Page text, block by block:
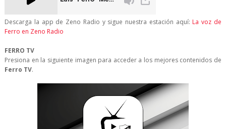
Descarga la app de Zeno Radio y sigue nuestra estación aquí: La voz de
Ferro en Zeno Radio
FERRO TV
Presiona en la siguiente imagen para acceder a los mejores contenidos de
Ferro TV.